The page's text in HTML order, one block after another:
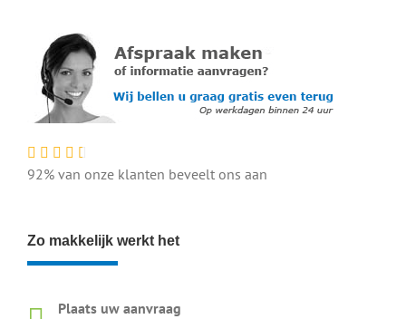
92% van onze klanten beveelt ons aan
Zo makkelijk werkt het
Plaats uw aanvraag